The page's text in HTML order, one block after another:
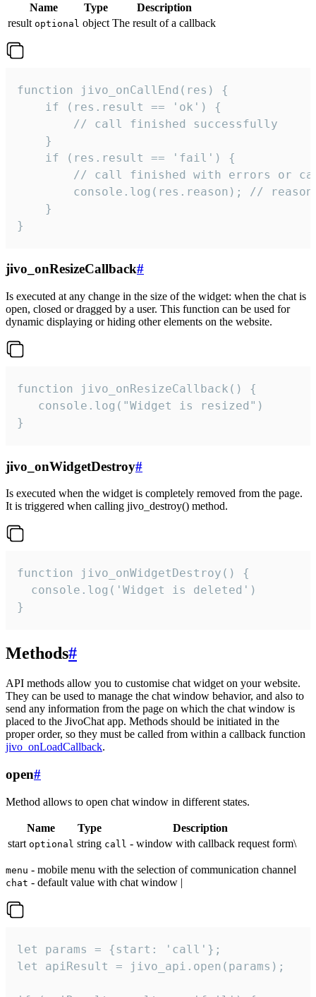
Name Type
Description
result optional object The result of a callback
function jivo_onCallEnd(res) {
    if (res.result == 'ok') {
        // call finished successfully
    }
    if (res.result == 'fail') {
// call finished with errors or
console.log(res.reason); //
    }
}
jivo_onResizeCallback#
Is executed at any change in the size of the widget: when the chat is
open, closed or dragged by a user. This function can be used for
dynamic displaying or hiding other elements on the website.
function jivo_onResizeCallback() {
   console.log("Widget is resized")
}
jivo_onWidgetDestroy#
Is executed when the widget is completely removed from the page.
It is triggered when calling jivo_destroy() method.
function jivo_onWidgetDestroy() {
  console.log('Widget is deleted')
}
Methods#
API methods allow you to customise chat widget on your website.
They can be used to manage the chat window behavior, and also to
send any information from the page on which the chat window is
placed to the JivoChat app. Methods should be initiated in the
proper order, so they must be called from within a callback function
jivo_onLoadCallback.
open#
Method allows to open chat window in different states.
Name Type
Description
start optional string call - window with callback request form\
menu - mobile menu with the selection of communication channel
chat - default value with chat window |
let params = {start: 'call'};
let apiResult = jivo_api.open(params);